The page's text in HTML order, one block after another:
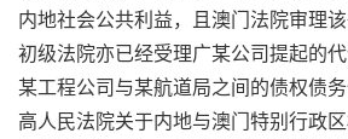
内地社会公共利益，且澳门法院审理
初级法院亦已经受理广某公司提起的
某工程公司与某航道局之间的债权债
高人民法院关于内地与澳门特别行政